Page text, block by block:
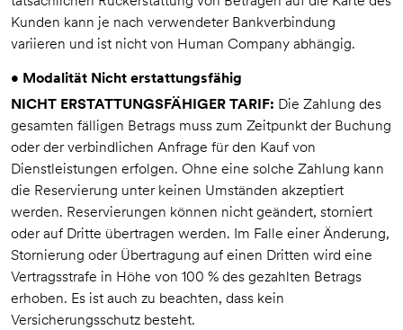
Kunden kann je nach verwendeter Bankverbindung
variieren und ist nicht von Human Company abhängig.
• Modalität Nicht erstattungsfähig
NICHT ERSTATTUNGSFÄHIGER TARIF: Die Zahlung des
gesamten fälligen Betrags muss zum Zeitpunkt der Buchung
oder der verbindlichen Anfrage für den Kauf von
Dienstleistungen erfolgen. Ohne eine solche Zahlung kann
die Reservierung unter keinen Umständen akzeptiert
werden. Reservierungen können nicht geändert, storniert
oder auf Dritte übertragen werden. Im Falle einer Änderung,
Stornierung oder Übertragung auf einen Dritten wird eine
Vertragsstrafe in Höhe von 100 % des gezahlten Betrags
erhoben. Es ist auch zu beachten, dass kein
Versicherungsschutz besteht.